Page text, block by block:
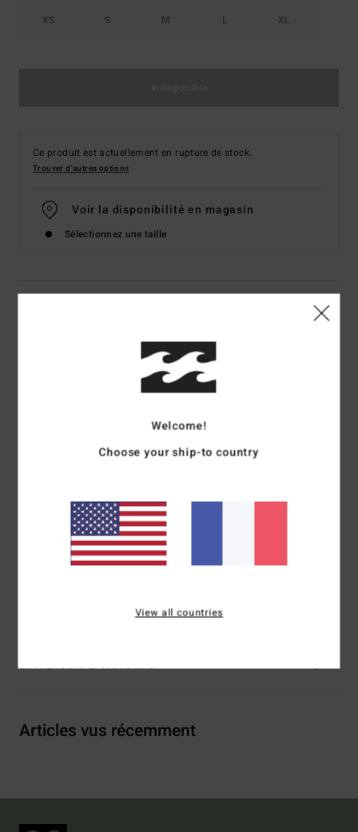
XS S M L XL
Ce produit est actuellement en rupture de stock.
Trouver d'autres options
Voir la disponibilité en magasin
Sélectionnez une taille
Pantalon ample Multi Femme
Code couleur
viscose plissée
taille :taille élastique
Système de Fermeture :Liens à nouer
Logo :plaque en métal
Traçabilité du produit (Loi Agec)
Livraison & Retours
Articles vus récemment
Welcome!
Choose your ship-to country
View all countries